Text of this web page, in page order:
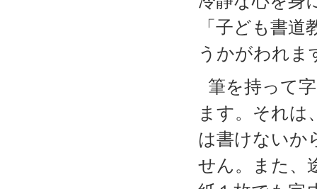
「子ども書
うかがわれま
筆を持って
ます。それは
は書けないか
せん。また、